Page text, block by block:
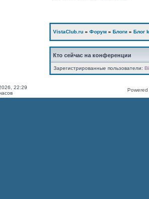
VistaClub.ru » Форум » Блоги » Блог
Кто сейчас на конференции
Зарегистрированные пользователи:
22:29